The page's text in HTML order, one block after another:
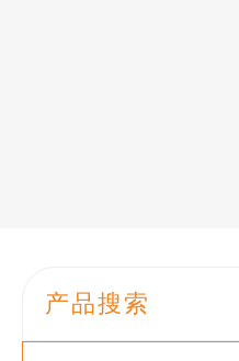
产品搜索